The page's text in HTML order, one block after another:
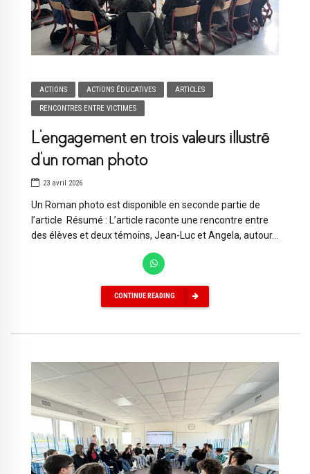
ACTIONS ACTIONS ÉDUCATIVES ARTICLES
RENCONTRES ENTRE VICTIMES
L’engagement en trois valeurs illustré
d’un roman photo
23 avril 2026
Un Roman photo est disponible en seconde partie de
l’article Résumé : L’article raconte une rencontre entre
des élèves et deux témoins, Jean-Luc et Angela, autour...
CONTINUE READING